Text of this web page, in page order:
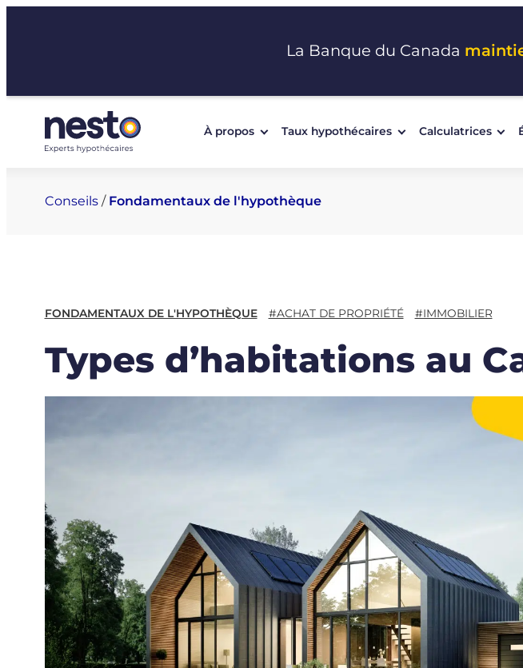
La Banque du Canada
À propos Taux hypothécaires Calculatrices
Conseils/ Fondamentaux de l'hypothèque
FONDAMENTAUX DE L'HYPOTHÈQUE #ACHAT DE PROPRIÉTÉ #IMMOBILIER
Types d’habitations au